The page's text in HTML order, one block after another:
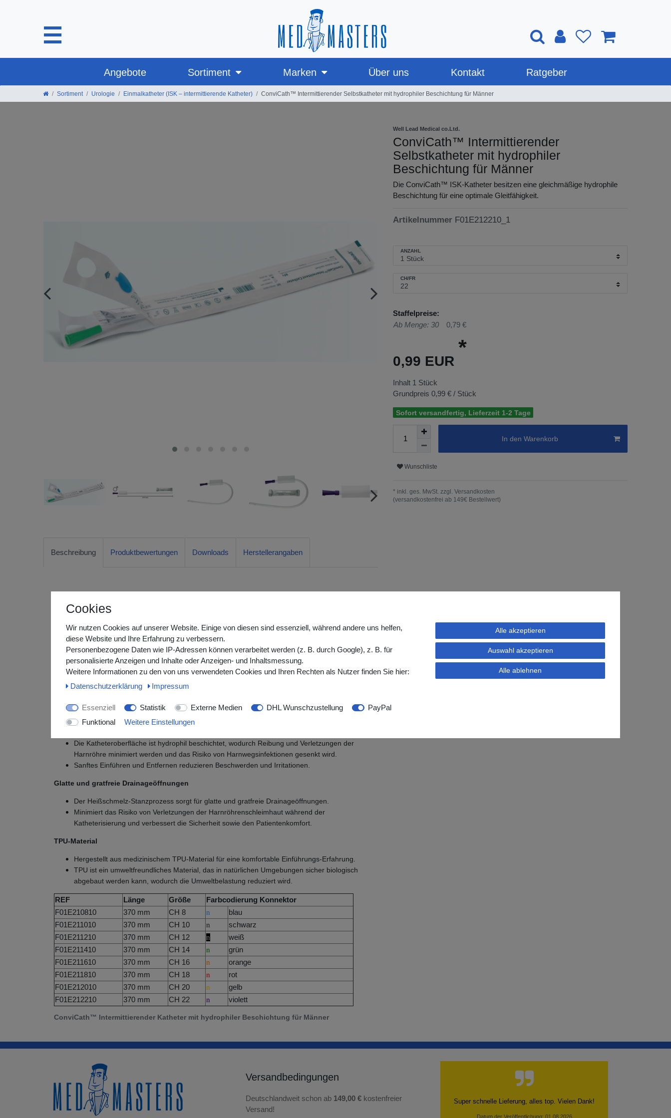
Angebote Sortiment Marken Über uns Kontakt Ratgeber
Sortiment Urologie Einmalkatheter (ISK – intermittierende Katheter) ConviCath™ Intermittierender Selbstkatheter mit hydrophiler Beschichtung für Männer
Well Lead Medical co.Ltd.
ConviCath™ Intermittierender
Selbstkatheter mit hydrophiler
Beschichtung für Männer
Die ConviCath™ ISK-Katheter besitzen eine gleichmäßige hydrophile
Beschichtung für eine optimale Gleitfähigkeit.
Artikelnummer F01E212210_1
ANZAHL
CH/FR
Staffelpreise:
Ab Menge: 30
0,79 €
0,99 EUR
*
Inhalt 1 Stück
Grundpreis 0,99 € / Stück
Sofort versandfertig, Lieferzeit 1-2 Tage
In den Warenkorb
Wunschliste
* inkl. ges. MwSt. zzgl. Versandkosten
(versandkostenfrei ab 149€ Bestellwert)
Beschreibung Produktbewertungen Downloads Herstellerangaben
optimale Gleitfähigkeit. Um diese Beschichtung zu aktivieren, öffnet man kurz vor der Verwendung
des Katheters durch Knicken und Drücken das in der Verpackung enthaltene Wassersachet. Da
sich das Sachet berührungsfrei durch die geschlossene Verpackung hindurch öffnen lässt, bleibt
der ISK Katheter bis unmittelbar vor der Anwendung steril.
durch:
Hydrophile Beschichtung
Die Katheteroberfläche ist hydrophil beschichtet, wodurch Reibung und Verletzungen der
Harnröhre minimiert werden und das Risiko von Harnwegsinfektionen gesenkt wird.
Sanftes Einführen und Entfernen reduzieren Beschwerden und Irritationen.
Glatte und gratfreie Drainageöffnungen
Der Heißschmelz-Stanzprozess sorgt für glatte und gratfreie Drainageöffnungen.
Minimiert das Risiko von Verletzungen der Harnröhrenschleimhaut während der
Katheterisierung und verbessert die Sicherheit sowie den Patientenkomfort.
TPU-Material
Hergestellt aus medizinischem TPU-Material für eine komfortable Einführungs-Erfahrung.
TPU ist ein umweltfreundliches Material, das in natürlichen Umgebungen sicher biologisch
abgebaut werden kann, wodurch die Umweltbelastung reduziert wird.
ConviCath™ Intermittierender Katheter mit hydrophiler Beschichtung für Männer
REF Länge Größe
Farbcodierung Konnektor
F01E210810
370 mm CH 8 n
blau
F01E211010
370 mm CH 10 n
schwarz
F01E211210
370 mm CH 12 n
weiß
F01E211410
370 mm CH 14 n
grün
F01E211610
370 mm CH 16 n
orange
F01E211810
370 mm CH 18 n
rot
F01E212010
370 mm CH 20 n
gelb
F01E212210
370 mm CH 22 n violett
Versandbedingungen
Deutschlandweit schon ab 149,00 € kostenfreier
Versand!
Super schnelle Lieferung, alles top. Vielen Dank!
Datum der Veröffentlichung: 01.08.2026
Cookies
Wir nutzen Cookies auf unserer Website. Einige von diesen sind essenziell, während andere uns helfen,
diese Website und Ihre Erfahrung zu verbessern.
Personenbezogene Daten wie IP-Adressen können verarbeitet werden (z. B. durch Google), z. B. für
personalisierte Anzeigen und Inhalte oder Anzeigen- und Inhaltsmessung.
Weitere Informationen zu den von uns verwendeten Cookies und Ihren Rechten als Nutzer finden Sie hier:
Daten­schutz­erklärung
Impressum
Essenziell Statistik Externe Medien DHL Wunschzustellung
PayPal
Funktional
Weitere Einstellungen
Alle akzeptieren
Auswahl akzeptieren
Alle ablehnen